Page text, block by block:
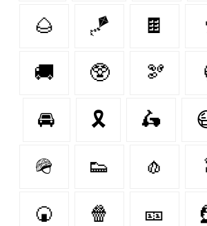
🌰 🪁 🍫
🚚 🥸 🫘
🚘 🎗 🛵
🪖 👟 🧄
🍘 🍿 🎫